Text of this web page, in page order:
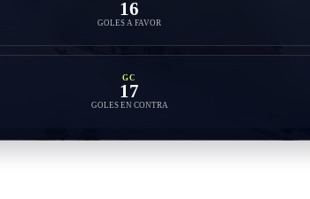
16
GOLES A FAVOR
GC
17
GOLES EN CONTRA